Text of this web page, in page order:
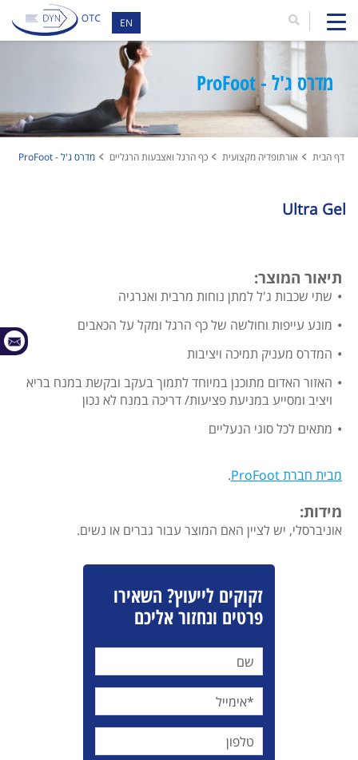
EN
מדרס ג'ל - ProFoot
דף הבית אורתופדיה מקצועית כף הרגל ואצבעות הרגליים מדרס ג'ל - ProFoot
Ultra Gel
תיאור המוצר:
שתי שכבות ג'ל למתן נוחות מרבית ואנרגיה
מונע עייפות וחולשה של כף הרגל ומקל על הכאבים
המדרס מעניק תמיכה ויציבות
האזור האדום מתוכנן במיוחד לתמוך בעקב ובקשת במנח בריא
ויציב ומסייע במניעת פציעות/ דריכה במנח לא נכון
מתאים לכל סוגי הנעליים
מבית חברת ProFoot .
מידות:
אוניברסלי, יש לציין האם המוצר עבור גברים או נשים.
זקוקים לייעוץ? השאירו
פרטים ונחזור אליכם